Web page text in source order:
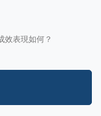
效表現如何？